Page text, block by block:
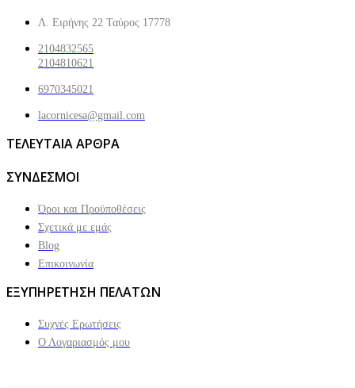
Λ. Ειρήνης 22 Ταύρος 17778
2104832565
2104810621
6970345021
lacornicesa@gmail.com
ΤΕΛΕΥΤΑΙΑ ΑΡΘΡΑ
ΣΥΝΔΕΣΜΟΙ
Όροι και Προϋποθέσεις
Σχετικά με εμάς
Blog
Επικοινωνία
ΕΞΥΠΗΡΕΤΗΣΗ ΠΕΛΑΤΩΝ
Συχνές Ερωτήσεις
Ο Λογαριασμός μου